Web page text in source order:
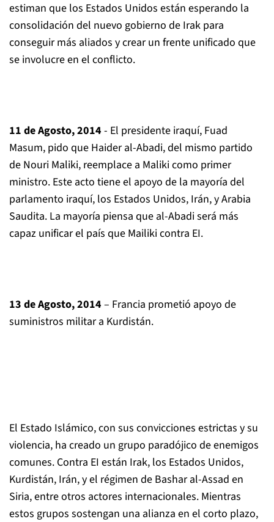
estiman que los Estados Unidos están esperando la
consolidación del nuevo gobierno de Irak para
conseguir más aliados y crear un frente unificado que
se involucre en el conflicto.
11 de Agosto, 2014 - El presidente iraquí, Fuad
Masum, pido que Haider al-Abadi, del mismo partido
de Nouri Maliki, reemplace a Maliki como primer
ministro. Este acto tiene el apoyo de la mayoría del
parlamento iraquí, los Estados Unidos, Irán, y Arabia
Saudita. La mayoría piensa que al-Abadi será más
capaz unificar el país que Mailiki contra EI.
13 de Agosto, 2014 – Francia prometió apoyo de
suministros militar a Kurdistán.
El Estado Islámico, con sus convicciones estrictas y su
violencia, ha creado un grupo paradójico de enemigos
comunes. Contra EI están Irak, los Estados Unidos,
Kurdistán, Irán, y el régimen de Bashar al-Assad en
Siria, entre otros actores internacionales. Mientras
estos grupos sostengan una alianza en el corto plazo,